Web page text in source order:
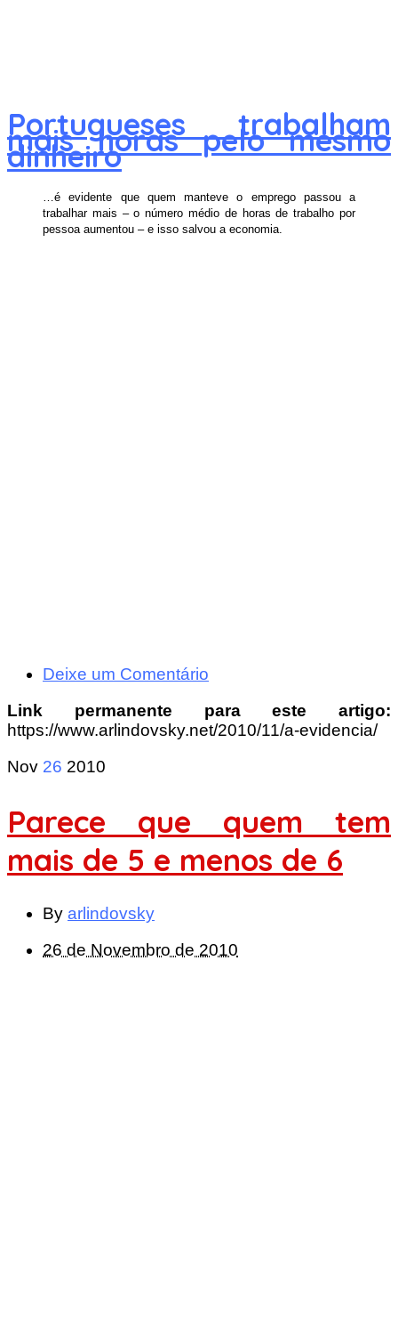
Portugueses trabalham
mais horas pelo mesmo
dinheiro
…é evidente que quem manteve o emprego passou a
trabalhar mais – o número médio de horas de trabalho por
pessoa aumentou – e isso salvou a economia.
Deixe um Comentário
Link permanente para este artigo:
https://www.arlindovsky.net/2010/11/a-evidencia/
Nov 26 2010
Parece que quem tem
mais de 5 e menos de 6
By arlindovsky
26 de Novembro de 2010